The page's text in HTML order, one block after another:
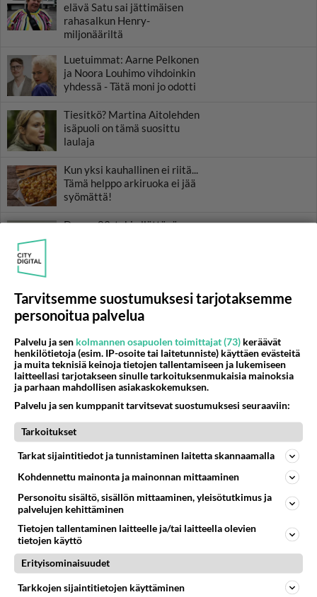
elävä Satu sai jättimäisen
rahasalkun Henry-
miljonääriltä
Luetuimmat: Aarne Pelkonen
ja Noora Louhimo vihdoinkin
yhdessä - Tätä moni jo odotti
Tiesitkö? Martina Aitolehden
isäpuoli on tämä suosittu
laulaja
Kun yksi kauhallinen ei riitä...
Tämä helppo arkiruoka ei jää
syömättä!
Danny, 83, teki yllättävän
RESEPTIT
Vietnamilainen
riisinuudelikeitto saa
Tarvitsemme suostumuksesi tarjotaksemme
personoitua palvelua
Palvelu ja sen kolmannen osapuolen toimittajat (73) keräävät
henkilötietoja (esim. IP-osoite tai laitetunniste) käyttäen evästeitä
ja muita teknisiä keinoja tietojen tallentamiseen ja lukemiseen
laitteellasi tarjotakseen sinulle tarkoituksenmukaisia mainoksia
ja parhaan mahdollisen asiakaskokemuksen.
Palvelu ja sen kumppanit tarvitsevat suostumuksesi seuraaviin:
Tarkoitukset
Tarkat sijaintitiedot ja tunnistaminen laitetta skannaamalla
Kohdennettu mainonta ja mainonnan mittaaminen
Personoitu sisältö, sisällön mittaaminen, yleisötutkimus ja
palvelujen kehittäminen
Tietojen tallentaminen laitteelle ja/tai laitteella olevien
tietojen käyttö
Erityisominaisuudet
Tarkkojen sijaintitietojen käyttäminen